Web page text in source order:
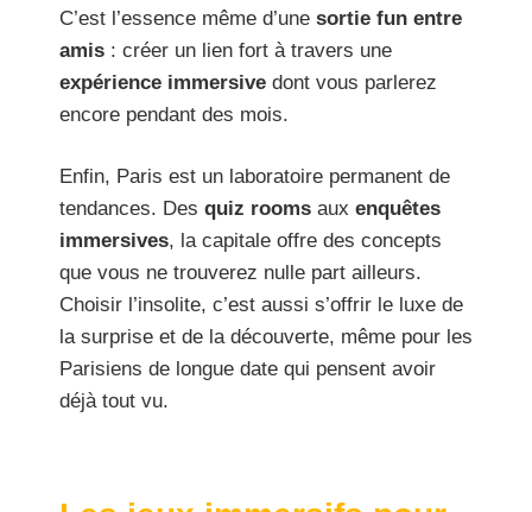
C’est l’essence même d’une sortie fun entre
amis : créer un lien fort à travers une
expérience immersive dont vous parlerez
encore pendant des mois.
Enfin, Paris est un laboratoire permanent de
tendances. Des quiz rooms aux enquêtes
immersives, la capitale offre des concepts
que vous ne trouverez nulle part ailleurs.
Choisir l’insolite, c’est aussi s’offrir le luxe de
la surprise et de la découverte, même pour les
Parisiens de longue date qui pensent avoir
déjà tout vu.